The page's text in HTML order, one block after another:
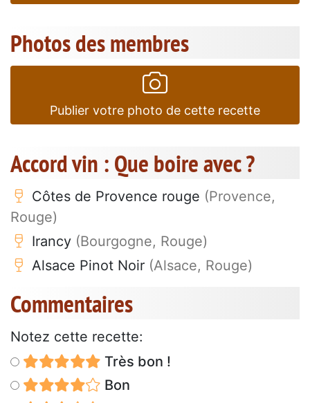
Photos des membres
Publier votre photo de cette recette
Accord vin : Que boire avec ?
Côtes de Provence rouge (Provence,
Rouge)
Irancy (Bourgogne, Rouge)
Alsace Pinot Noir (Alsace, Rouge)
Commentaires
Notez cette recette:
Très bon !
Bon